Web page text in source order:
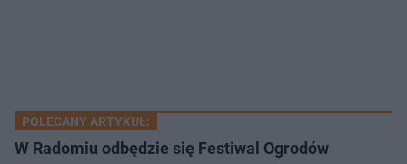
POLECANY ARTYKUŁ:
W Radomiu odbędzie się Festiwal Ogrodów